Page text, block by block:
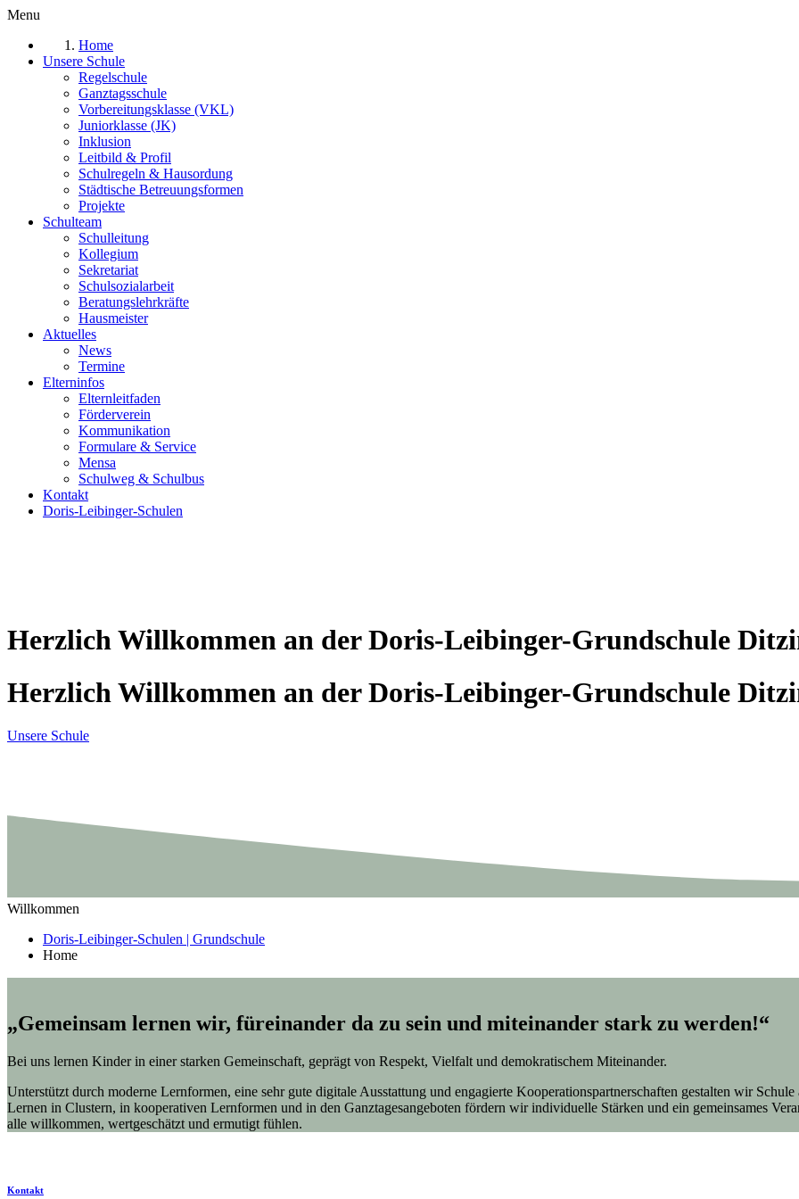
Menu
Home
Unsere Schule
Regelschule
Ganztagsschule
Vorbereitungsklasse (VKL)
Juniorklasse (JK)
Inklusion
Leitbild & Profil
Schulregeln & Hausordung
Städtische Betreuungsformen
Projekte
Schulteam
Schulleitung
Kollegium
Sekretariat
Schulsozialarbeit
Beratungslehrkräfte
Hausmeister
Aktuelles
News
Termine
Elterninfos
Elternleitfaden
Förderverein
Kommunikation
Formulare & Service
Mensa
Schulweg & Schulbus
Kontakt
Doris-Leibinger-Schulen
Herzlich Willkommen an der Doris-Leibinger-Grundschule
Herzlich Willkommen an der Doris-Leibinger-Grundschule
Unsere Schule
Willkommen
Doris-Leibinger-Schulen | Grundschule
Home
„Gemeinsam lernen wir, füreinander da zu sein und miteinander stark zu werden!“
Bei uns lernen Kinder in einer starken Gemeinschaft, geprägt von Respekt, Vielfalt und demokratischem Miteinander.
Unterstützt durch moderne Lernformen, eine sehr gute digitale Ausstattung und engagierte Kooperationspartnerschaften gestalten wir
Lernen in Clustern, in kooperativen Lernformen und in den Ganztagesangeboten fördern wir individuelle Stärken und ein gemeinsames
alle willkommen, wertgeschätzt und ermutigt fühlen.
Kontakt